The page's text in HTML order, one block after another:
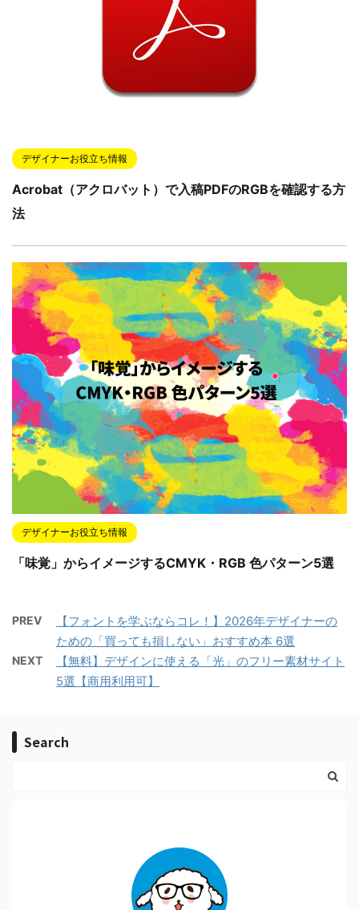
デザイナーお役立ち情報
Acrobat（アクロバット）で入稿PDFのRGBを確認する方
法
デザイナーお役立ち情報
「味覚」からイメージするCMYK・RGB 色パターン5選
PREV
【フォントを学ぶならコレ！】2026年デザイナーの
ための「買っても損しない」おすすめ本 6選
NEXT
【無料】デザインに使える「光」のフリー素材サイト
5選【商用利用可】
Search